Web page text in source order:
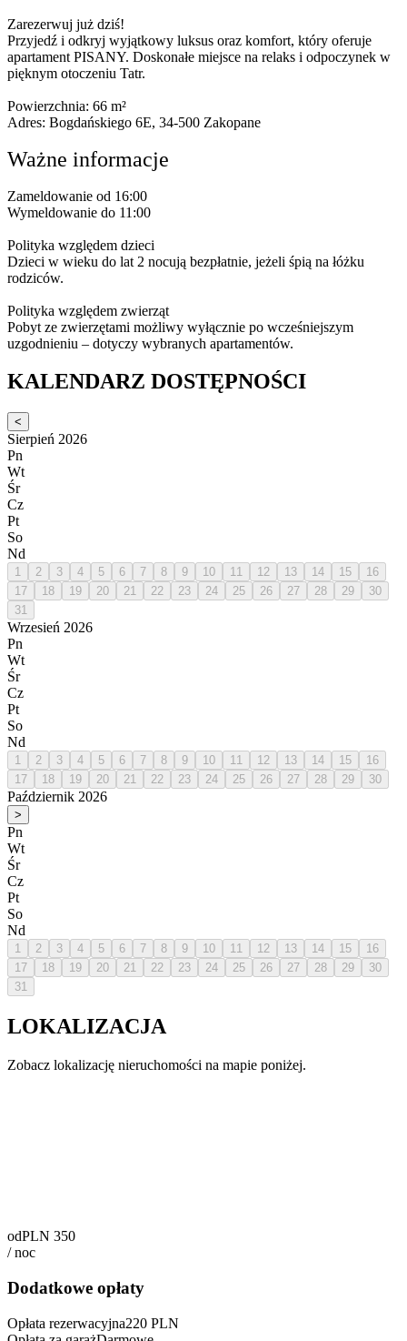
Zarezerwuj już dziś!
Przyjedź i odkryj wyjątkowy luksus oraz komfort, który oferuje
apartament PISANY. Doskonałe miejsce na relaks i odpoczynek w
pięknym otoczeniu Tatr.
Powierzchnia: 66 m²
Adres: Bogdańskiego 6E, 34-500 Zakopane
Ważne informacje
Zameldowanie od 16:00
Wymeldowanie do 11:00
Polityka względem dzieci
Dzieci w wieku do lat 2 nocują bezpłatnie, jeżeli śpią na łóżku
rodziców.
Polityka względem zwierząt
Pobyt ze zwierzętami możliwy wyłącznie po wcześniejszym
uzgodnieniu – dotyczy wybranych apartamentów.
KALENDARZ DOSTĘPNOŚCI
<
Sierpień 2026
Pn
Wt
Śr
Cz
Pt
So
Nd
1 2 3 4 5 6 7 8 9 10 11 12 13 14 15
16
17
18 19 20 21 22 23 24 25 26 27 28 29
30
31
Wrzesień 2026
Pn
Wt
Śr
Cz
Pt
So
Nd
1 2 3 4 5 6 7 8 9 10 11 12 13 14 15
16
17
18 19 20 21 22 23 24 25 26 27 28 29 30
Październik 2026
>
Pn
Wt
Śr
Cz
Pt
So
Nd
1 2 3 4 5 6 7 8 9 10 11 12 13 14 15
16
17
18 19 20 21 22 23 24 25 26 27 28 29
30
31
LOKALIZACJA
Zobacz lokalizację nieruchomości na mapie poniżej.
odPLN 350
/noc
Dodatkowe opłaty
Opłata rezerwacyjna220 PLN